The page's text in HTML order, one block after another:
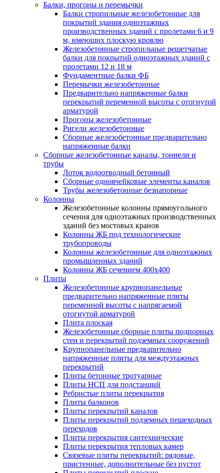
Балки, прогоны и перемычки
Балки стропильные железобетонные для
покрытий здания одноэтажных
производственных зданий с пролетами 6 и 9
м, имеющих плоскую кровлю
Железобетонные стропильные решетчатые
балки для покрытий одноэтажных зданий с
пролетами 12 и 18 м
Фундаментные балки ФБ
Перемычки железобетонные
Предварительно напряженные балки
перекрытий переменной высоты с отогнутой
арматурой
Прогоны железобетонные
Ригели железобетонные
Сборные железобетонные предварительно
напряженные балки
Сборные железобетонные каналы, тоннели и
трубы
Лоток водоотводный бетонный
Сборные одноячейковые элементы каналов
Трубы железобетонные безнапорные
Колонны
Железобетонные колонны прямоугольного
сечения для одноэтажных производственных
зданий без мостовых кранов
Колонны ЖБ под технологические
трубопроводы
Колонны железобетонные для одноэтажных
промышленных зданий
Колонны ЖБ сечением 400х400
Плиты
Железобетонные крупнопанельные
предварительно напряженные плиты
переменной высоты с напрягаемой
отогнутой арматурой
Плита плоская
Железобетонные сборные плиты подпорных
стен и перекрытий подземных сооружений
Крупнопанельные предварительно
напряженные плиты для междуэтажных
перекрытий
Плиты бетонные тротуарные
Плиты НСП для подстанций
Ребристые плиты перекрытия
Плиты балконов
Плиты перекрытий каналов
Плиты перекрытий подземных пешеходных
переходов
Плиты перекрытия сантехнические
Плиты перекрытия тепловых камер
Связевые плиты перекрытий: рядовые,
пристенные, дополнительные без пустот